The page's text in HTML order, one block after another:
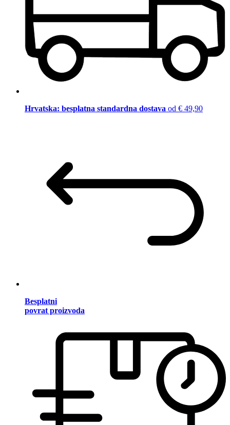
Hrvatska: besplatna standardna dostava od € 49,90
Besplatni
povrat proizvoda